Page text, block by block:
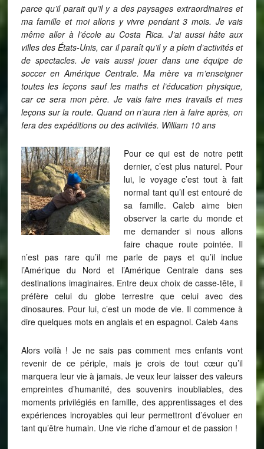
parce qu’il parait qu’il y a des paysages extraordinaires et
ma famille et moi allons y vivre pendant 3 mois. Je vais
même aller à l’école au Costa Rica. J’ai aussi hâte aux
villes des États-Unis, car il paraît qu’il y a plein d’activités et
de spectacles. Je vais aussi jouer dans une équipe de
soccer en Amérique Centrale. Ma mère va m’enseigner
toutes les leçons sauf les maths et l’éducation physique,
car ce sera mon père. Je vais faire mes travails et mes
leçons sur la route. Quand on n’aura rien à faire après, on
fera des expéditions ou des activités. William 10 ans
Pour ce qui est de notre petit
dernier, c’est plus naturel. Pour
lui, le voyage c’est tout à fait
normal tant qu’il est entouré de
sa famille. Caleb aime bien
observer la carte du monde et
me demander si nous allons
faire chaque route pointée. Il
n’est pas rare qu’il me parle de pays et qu’il inclue
l’Amérique du Nord et l’Amérique Centrale dans ses
destinations imaginaires. Entre deux choix de casse-tête, il
préfère celui du globe terrestre que celui avec des
dinosaures. Pour lui, c’est un mode de vie. Il commence à
dire quelques mots en anglais et en espagnol. Caleb 4ans
Alors voilà ! Je ne sais pas comment mes enfants vont
revenir de ce périple, mais je crois de tout cœur qu’il
marquera leur vie à jamais. Je veux leur laisser des valeurs
empreintes d’humanité, des souvenirs inoubliables, des
moments privilégiés en famille, des apprentissages et des
expériences incroyables qui leur permettront d’évoluer en
tant qu’être humain. Une vie riche d’amour et de passion !